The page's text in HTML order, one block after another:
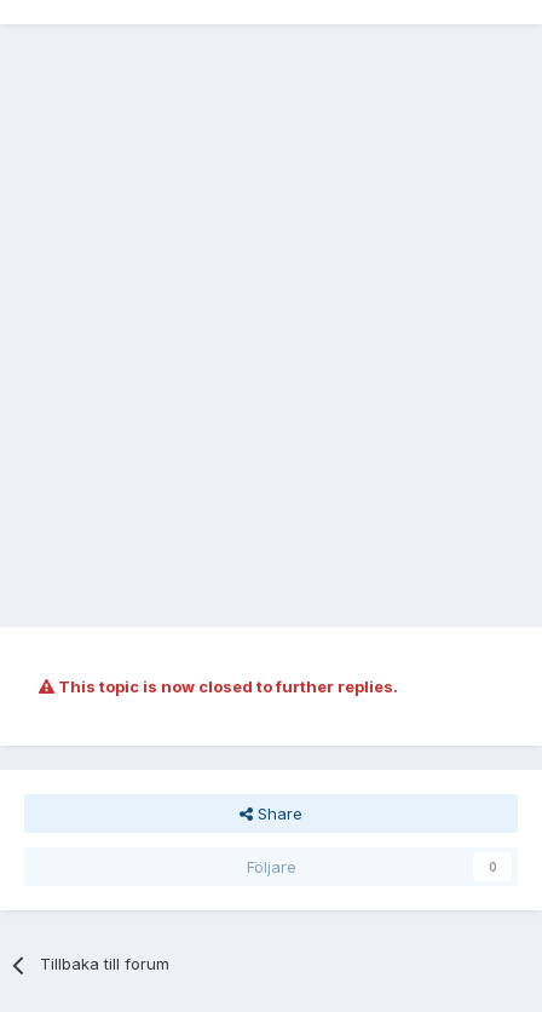
This topic is now closed to further replies.
Share
Följare 0
Tillbaka till forum